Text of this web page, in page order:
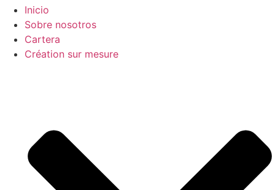
Inicio
Sobre nosotros
Cartera
Création sur mesure